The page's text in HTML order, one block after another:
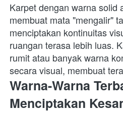
Karpet dengan warna solid
membuat mata "mengalir"
menciptakan kontinuitas
ruangan terasa lebih luas.
rumit atau banyak warna
secara visual, membuat
Warna-Warna
Menciptakan